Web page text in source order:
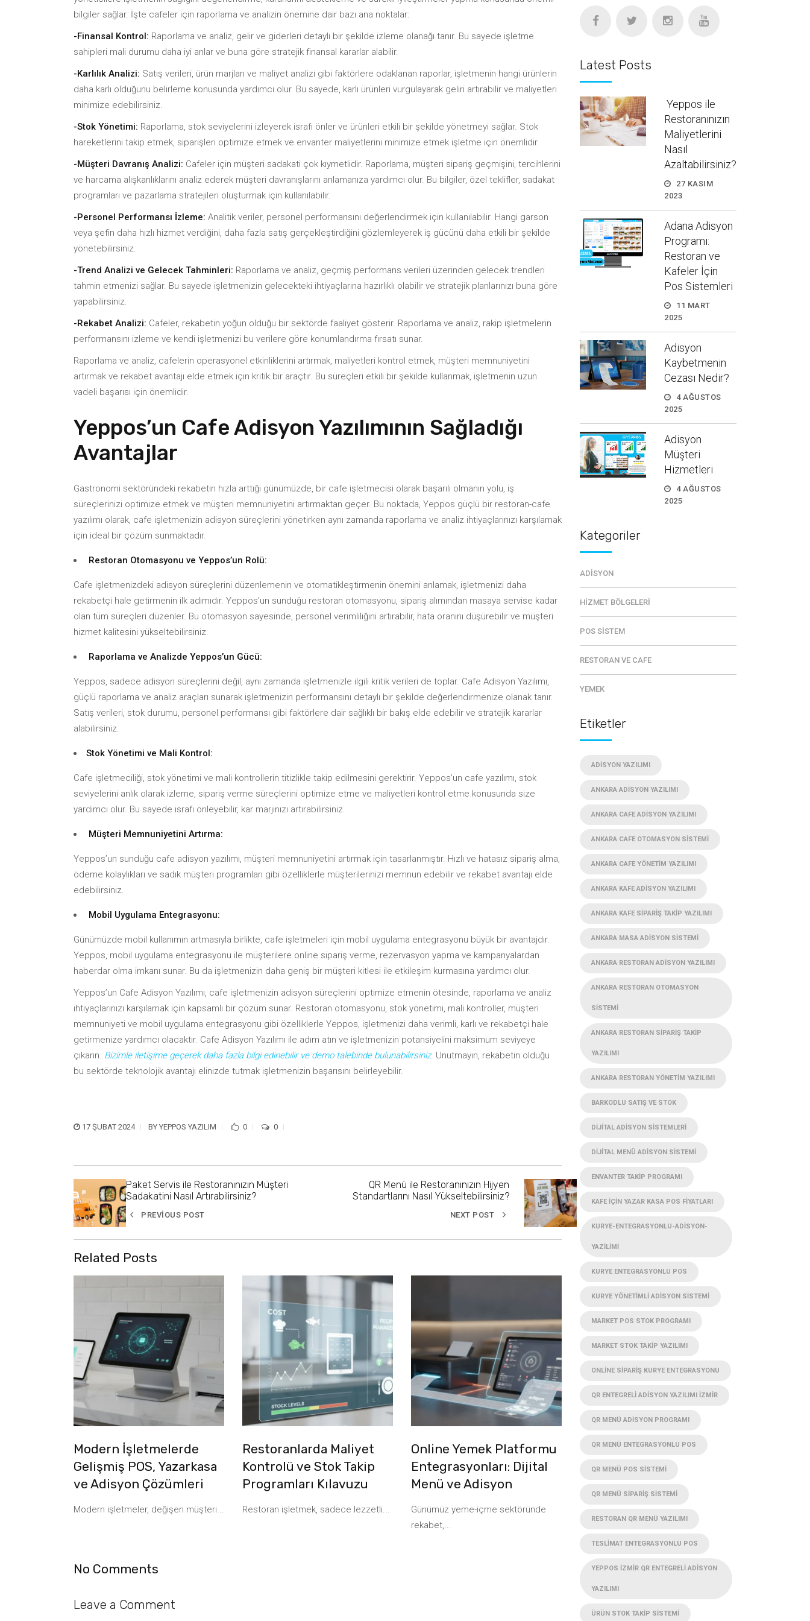
bilgiler sağlar. İşte cafeler için raporlama ve analizin önemine dair bazı ana noktalar:
-Finansal Kontrol: Raporlama ve analiz, gelir ve giderleri detaylı bir şekilde izleme olanağı tanır. Bu sayede işletme
sahipleri mali durumu daha iyi anlar ve buna göre stratejik finansal kararlar alabilir.
-Karlılık Analizi: Satış verileri, ürün marjları ve maliyet analizi gibi faktörlere odaklanan raporlar, işletmenin hangi ürünlerin
daha karlı olduğunu belirleme konusunda yardımcı olur. Bu sayede, karlı ürünleri vurgulayarak geliri artırabilir ve maliyetleri
minimize edebilirsiniz.
-Stok Yönetimi: Raporlama, stok seviyelerini izleyerek israfı önler ve ürünleri etkili bir şekilde yönetmeyi sağlar. Stok
hareketlerini takip etmek, siparişleri optimize etmek ve envanter maliyetlerini minimize etmek işletme için önemlidir.
-Müşteri Davranış Analizi: Cafeler için müşteri sadakati çok kıymetlidir. Raporlama, müşteri sipariş geçmişini, tercihlerini
ve harcama alışkanlıklarını analiz ederek müşteri davranışlarını anlamanıza yardımcı olur. Bu bilgiler, özel teklifler, sadakat
programları ve pazarlama stratejileri oluşturmak için kullanılabilir.
-Personel Performansı İzleme: Analitik veriler, personel performansını değerlendirmek için kullanılabilir. Hangi garson
veya şefin daha hızlı hizmet verdiğini, daha fazla satış gerçekleştirdiğini gözlemleyerek iş gücünü daha etkili bir şekilde
yönetebilirsiniz.
-Trend Analizi ve Gelecek Tahminleri: Raporlama ve analiz, geçmiş performans verileri üzerinden gelecek trendleri
tahmin etmenizi sağlar. Bu sayede işletmenizin gelecekteki ihtiyaçlarına hazırlıklı olabilir ve stratejik planlarınızı buna göre
yapabilirsiniz.
-Rekabet Analizi: Cafeler, rekabetin yoğun olduğu bir sektörde faaliyet gösterir. Raporlama ve analiz, rakip işletmelerin
performansını izleme ve kendi işletmenizi bu verilere göre konumlandırma fırsatı sunar.
Raporlama ve analiz, cafelerin operasyonel etkinliklerini artırmak, maliyetleri kontrol etmek, müşteri memnuniyetini
artırmak ve rekabet avantajı elde etmek için kritik bir araçtır. Bu süreçleri etkili bir şekilde kullanmak, işletmenin uzun
vadeli başarısı için önemlidir.
Yeppos’un Cafe Adisyon Yazılımının Sağladığı
Avantajlar
Gastronomi sektöründeki rekabetin hızla arttığı günümüzde, bir cafe işletmecisi olarak başarılı olmanın yolu, iş
süreçlerinizi optimize etmek ve müşteri memnuniyetini artırmaktan geçer. Bu noktada, Yeppos güçlü bir restoran-cafe
yazılımı olarak, cafe işletmenizin adisyon süreçlerini yönetirken aynı zamanda raporlama ve analiz ihtiyaçlarınızı karşılamak
için ideal bir çözüm sunmaktadır.
Restoran Otomasyonu ve Yeppos’un Rolü:
Cafe işletmenizdeki adisyon süreçlerini düzenlemenin ve otomatikleştirmenin önemini anlamak, işletmenizi daha
rekabetçi hale getirmenin ilk adımıdır. Yeppos’un sunduğu restoran otomasyonu, sipariş alımından masaya servise kadar
olan tüm süreçleri düzenler. Bu otomasyon sayesinde, personel verimliliğini artırabilir, hata oranını düşürebilir ve müşteri
hizmet kalitesini yükseltebilirsiniz.
Raporlama ve Analizde Yeppos’un Gücü:
Yeppos, sadece adisyon süreçlerini değil, aynı zamanda işletmenizle ilgili kritik verileri de toplar. Cafe Adisyon Yazılımı,
güçlü raporlama ve analiz araçları sunarak işletmenizin performansını detaylı bir şekilde değerlendirmenize olanak tanır.
Satış verileri, stok durumu, personel performansı gibi faktörlere dair sağlıklı bir bakış elde edebilir ve stratejik kararlar
alabilirsiniz.
Stok Yönetimi ve Mali Kontrol:
Cafe işletmeciliği, stok yönetimi ve mali kontrollerin titizlikle takip edilmesini gerektirir. Yeppos’un cafe yazılımı, stok
seviyelerini anlık olarak izleme, sipariş verme süreçlerini optimize etme ve maliyetleri kontrol etme konusunda size
yardımcı olur. Bu sayede israfı önleyebilir, kar marjınızı artırabilirsiniz.
Müşteri Memnuniyetini Artırma:
Yeppos’un sunduğu cafe adisyon yazılımı, müşteri memnuniyetini artırmak için tasarlanmıştır. Hızlı ve hatasız sipariş alma,
ödeme kolaylıkları ve sadık müşteri programları gibi özelliklerle müşterilerinizi memnun edebilir ve rekabet avantajı elde
edebilirsiniz.
Mobil Uygulama Entegrasyonu:
Günümüzde mobil kullanımın artmasıyla birlikte, cafe işletmeleri için mobil uygulama entegrasyonu büyük bir avantajdır.
Yeppos, mobil uygulama entegrasyonu ile müşterilere online sipariş verme, rezervasyon yapma ve kampanyalardan
haberdar olma imkanı sunar. Bu da işletmenizin daha geniş bir müşteri kitlesi ile etkileşim kurmasına yardımcı olur.
Yeppos’un Cafe Adisyon Yazılımı, cafe işletmenizin adisyon süreçlerini optimize etmenin ötesinde, raporlama ve analiz
ihtiyaçlarınızı karşılamak için kapsamlı bir çözüm sunar. Restoran otomasyonu, stok yönetimi, mali kontroller, müşteri
memnuniyeti ve mobil uygulama entegrasyonu gibi özelliklerle Yeppos, işletmenizi daha verimli, karlı ve rekabetçi hale
getirmenize yardımcı olacaktır. Cafe Adisyon Yazılımı ile adım atın ve işletmenizin potansiyelini maksimum seviyeye
çıkarın. Bizimle iletişime geçerek daha fazla bilgi edinebilir ve demo talebinde bulunabilirsiniz. Unutmayın, rekabetin olduğu
bu sektörde teknolojik avantajı elinizde tutmak işletmenizin başarısını belirleyebilir.
17 ŞUBAT 2024 BY YEPPOS YAZILIM 0 0
Paket Servis ile Restoranınızın Müşteri
Sadakatini Nasıl Artırabilirsiniz?
PREVIOUS POST
QR Menü ile Restoranınızın Hijyen
Standartlarını Nasıl Yükseltebilirsiniz?
NEXT POST
Related Posts
Modern İşletmelerde
Gelişmiş POS, Yazarkasa
ve Adisyon Çözümleri
Modern işletmeler, değişen müşteri...
Restoranlarda Maliyet
Kontrolü ve Stok Takip
Programları Kılavuzu
Restoran işletmek, sadece lezzetli...
Online Yemek Platformu
Entegrasyonları: Dijital
Menü ve Adisyon
Günümüz yeme-içme sektöründe
rekabet,...
No Comments
Leave a Comment
Latest Posts
Yeppos ile
Restoranınızın
Maliyetlerini
Nasıl
Azaltabilirsiniz?
27 KASIM
2023
Adana Adisyon
Programı:
Restoran ve
Kafeler İçin
Pos Sistemleri
11 MART
2025
Adisyon
Kaybetmenin
Cezası Nedir?
4 AĞUSTOS
2025
Adisyon
Müşteri
Hizmetleri
4 AĞUSTOS
2025
Kategoriler
ADISYON
HIZMET BÖLGELERI
POS SISTEM
RESTORAN VE CAFE
YEMEK
Etiketler
ADISYON YAZILIMI
ANKARA ADISYON YAZILIMI
ANKARA CAFE ADISYON YAZILIMI
ANKARA CAFE OTOMASYON SISTEMI
ANKARA CAFE YÖNETIM YAZILIMI
ANKARA KAFE ADISYON YAZILIMI
ANKARA KAFE SIPARIŞ TAKIP YAZILIMI
ANKARA MASA ADISYON SISTEMI
ANKARA RESTORAN ADISYON YAZILIMI
ANKARA RESTORAN OTOMASYON
SISTEMI
ANKARA RESTORAN SIPARIŞ TAKIP
YAZILIMI
ANKARA RESTORAN YÖNETIM YAZILIMI
BARKODLU SATIŞ VE STOK
DIJITAL ADISYON SISTEMLERI
DIJITAL MENÜ ADISYON SISTEMI
ENVANTER TAKIP PROGRAMI
KAFE IÇIN YAZAR KASA POS FIYATLARI
KURYE-ENTEGRASYONLU-ADISYON-
YAZILIMI
KURYE ENTEGRASYONLU POS
KURYE YÖNETIMLI ADISYON SISTEMI
MARKET POS STOK PROGRAMI
MARKET STOK TAKIP YAZILIMI
ONLINE SIPARIŞ KURYE ENTEGRASYONU
QR ENTEGRELI ADISYON YAZILIMI İZMIR
QR MENÜ ADISYON PROGRAMI
QR MENÜ ENTEGRASYONLU POS
QR MENÜ POS SISTEMI
QR MENÜ SIPARIŞ SISTEMI
RESTORAN QR MENÜ YAZILIMI
TESLIMAT ENTEGRASYONLU POS
YEPPOS İZMIR QR ENTEGRELI ADISYON
YAZILIMI
ÜRÜN STOK TAKIP SISTEMI